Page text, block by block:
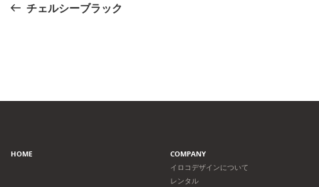
稿
ゲ
シ
チェルシーブラック
HOME
COMPANY
イロコデザインについて
レンタル